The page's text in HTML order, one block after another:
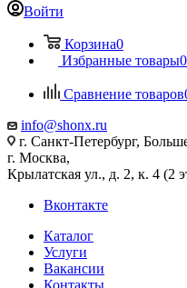
Войти
Корзина0
Избранные товары0
Сравнение товаров
info@shonx.ru
г. Санкт-Петербург,
г. Москва,
Крылатская ул., д. 2, к. 4 (2
Вконтакте
Каталог
Услуги
Вакансии
Контакты